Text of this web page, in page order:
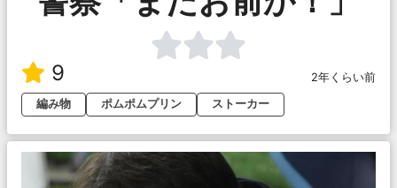
9
2年くらい前
編み物
ポムポムプリン ストーカー